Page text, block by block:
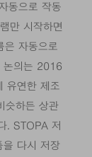
동으로 작동
만 시작하면
은 자동으로
논의는 2016
유연한 제조
슷하든 상관
. STOPA 저
을 다시 저장